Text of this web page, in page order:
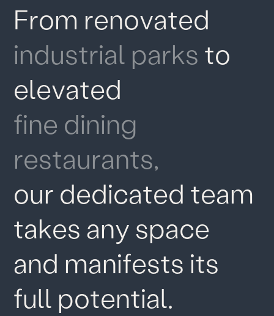
From renovated
industrial parks to
elevated
fine dining
restaurants,
our dedicated team
takes any space
and manifests its
full potential.